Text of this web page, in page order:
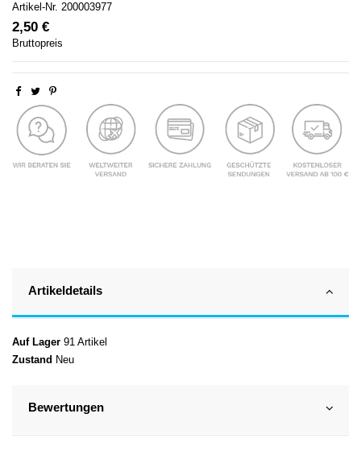
Artikel-Nr. 200003977
2,50 €
Bruttopreis
Artikeldetails
Auf Lager 91 Artikel
Zustand Neu
Bewertungen